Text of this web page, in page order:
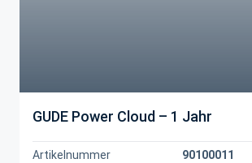
GUDE Power Cloud – 1 Jahr
Artikelnummer 90100011